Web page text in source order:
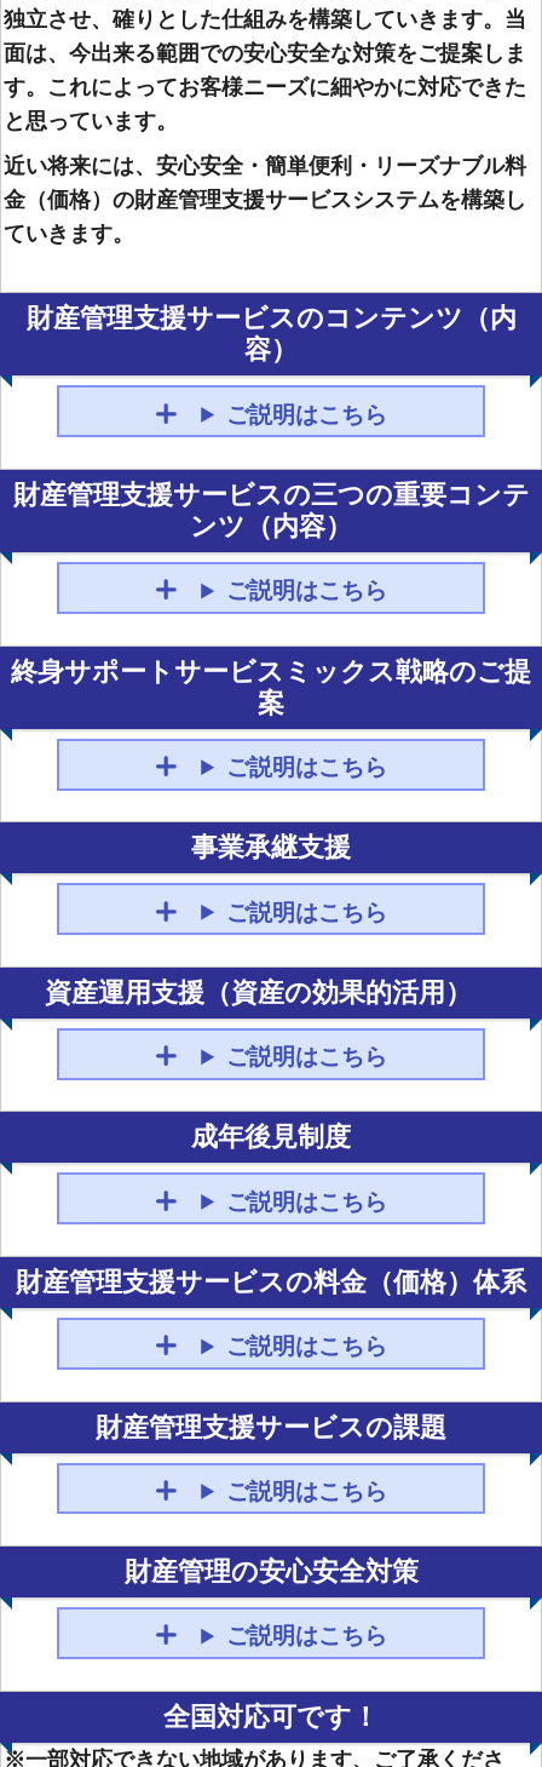
独立させ、確りとした仕組みを構築していきます。当
面は、今出来る範囲での安心安全な対策をご提案しま
す。これによってお客様ニーズに細やかに対応できた
と思っています。
近い将来には、安心安全・簡単便利・リーズナブル料
金（価格）の財産管理支援サービスシステムを構築し
ていきます。
財産管理支援サービスのコンテンツ（内
容）
ご説明はこちら
財産管理支援サービスの三つの重要コンテ
ンツ（内容）
ご説明はこちら
終身サポートサービスミックス戦略のご提
案
ご説明はこちら
事業承継支援
ご説明はこちら
資産運用支援（資産の効果的活用）
ご説明はこちら
成年後見制度
ご説明はこちら
財産管理支援サービスの料金（価格）体系
ご説明はこちら
財産管理支援サービスの課題
ご説明はこちら
財産管理の安心安全対策
ご説明はこちら
全国対応可です！
※一部対応できない地域があります、ご了承くださ